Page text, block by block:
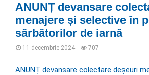
ANUNȚ devansare
menajere și selective în
sărbătorilor de iarnă
11 decembrie 2024 707
ANUNȚ devansare colectare deșeuri